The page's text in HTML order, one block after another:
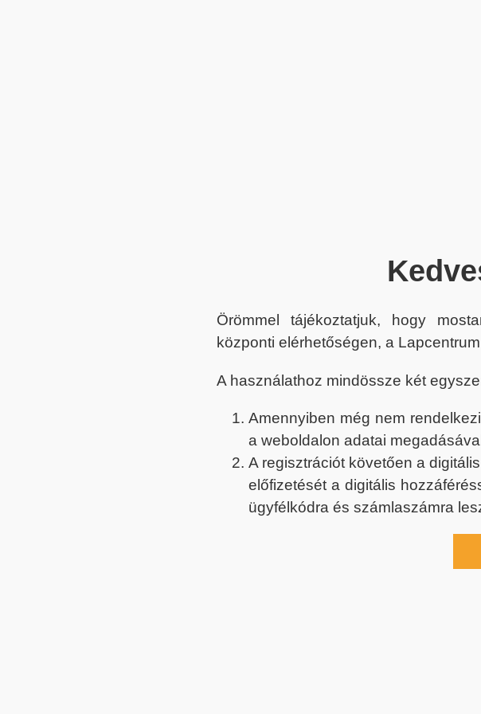
Örömmel tájékoztatjuk, hogy
központi elérhetőségen, a
A használathoz mindössze két
Amennyiben még nem
a weboldalon adatai
A regisztrációt követően a
előfizetését a digitális
ügyfélkódra és számlaszámra